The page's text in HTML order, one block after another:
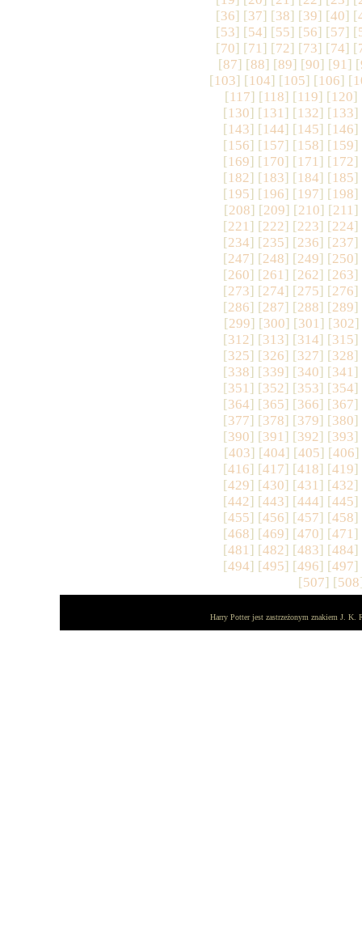
[36] [37] [38] [39] [40] [
[53] [54] [55] [56] [57] [
[70] [71] [72] [73] [74] [
[87] [88] [89] [90] [91] [
[103] [104] [105] [106] [
[117] [118] [119] [120]
[130] [131] [132] [133]
[143] [144] [145] [146]
[156] [157] [158] [159]
[169] [170] [171] [172]
[182] [183] [184] [185]
[195] [196] [197] [198]
[208] [209] [210] [211]
[221] [222] [223] [224]
[234] [235] [236] [237]
[247] [248] [249] [250]
[260] [261] [262] [263]
[273] [274] [275] [276]
[286] [287] [288] [289]
[299] [300] [301] [302]
[312] [313] [314] [315]
[325] [326] [327] [328]
[338] [339] [340] [341]
[351] [352] [353] [354]
[364] [365] [366] [367]
[377] [378] [379] [380]
[390] [391] [392] [393]
[403] [404] [405] [406]
[416] [417] [418] [419]
[429] [430] [431] [432]
[442] [443] [444] [445]
[455] [456] [457] [458]
[468] [469] [470] [471]
[481] [482] [483] [484]
[494] [495] [496] [497]
[507] [508
Harry Potter jest zastrzeżonym znakiem J. K.